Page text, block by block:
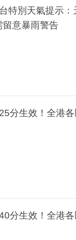
特別天氣提示：
意暴雨警告
分生效！全港
分生效！全港